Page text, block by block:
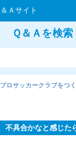
Ｑ＆Ａを検索
プロサッカークラブをつ
不具合かなと感じた